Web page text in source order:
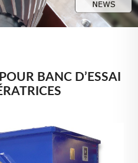
SERVICES
MAAG
RECRUTEMENT
CONTACT
BANC D’ESSAI